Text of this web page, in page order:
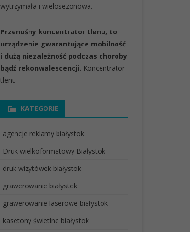
wytrzymała i wielosezonowa.
Przenośny koncentrator tlenu, to
urządzenie gwarantujące mobilność
i dużą niezależność podczas choroby
bądź rekonwalescencji. Koncentrator
tlenu
KATEGORIE
agencje reklamy białystok
Druk wielkoformatowy Białystok
druk wizytówek białystok
grawerowanie białystok
grawerowanie laserowe białystok
kasetony świetlne białystok